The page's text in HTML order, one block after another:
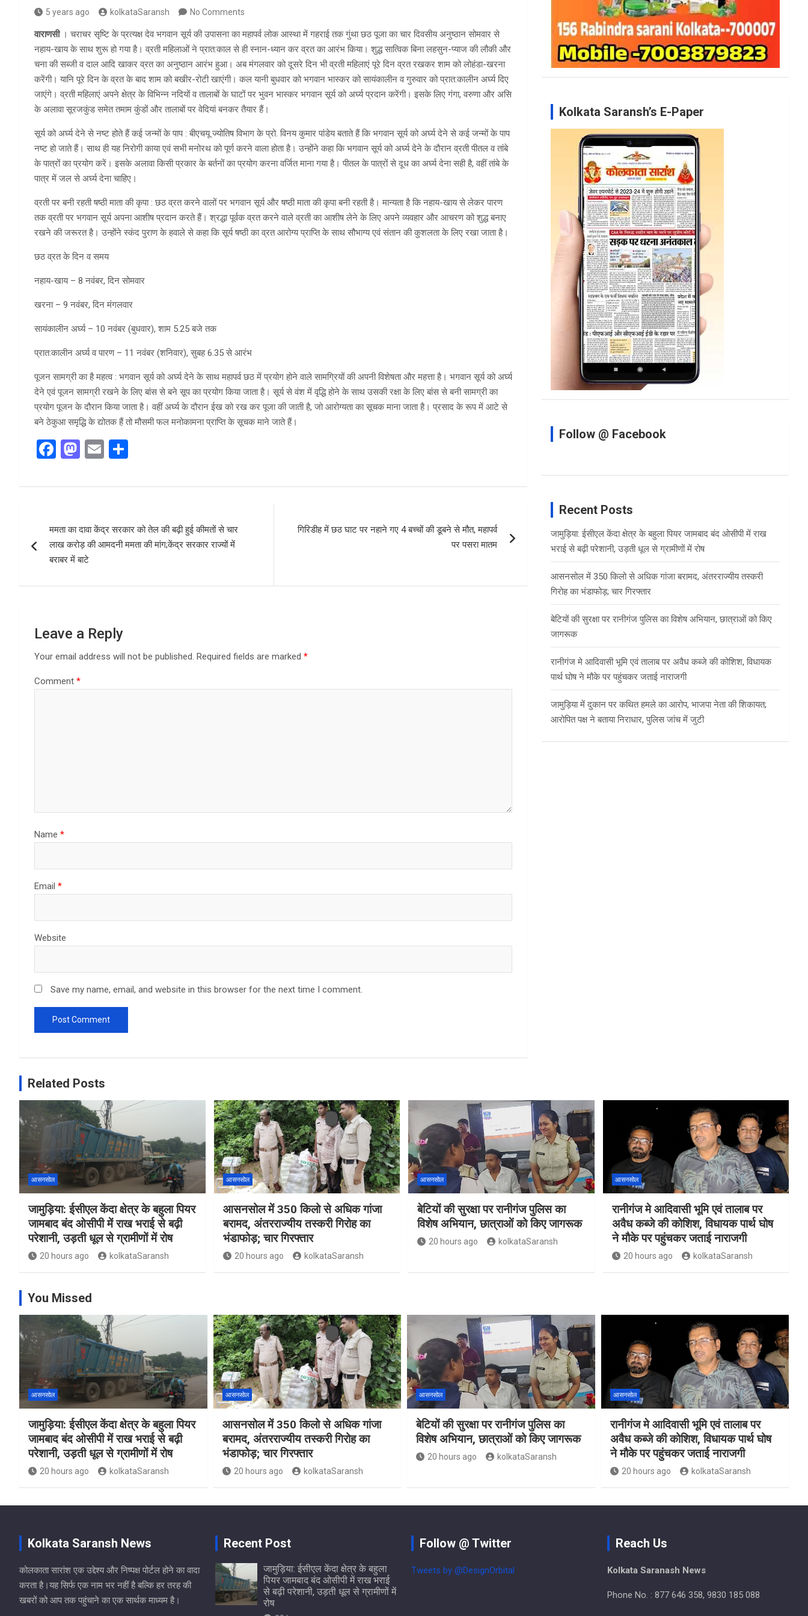
5 years ago kolkataSaransh No Comments
वाराणसी। चराचर सृष्टि के प्रत्यक्ष देव भगवान सूर्य की उपासना का महापर्व लोक आस्था में गहराई तक गुंथा छठ पूजा का चार दिवसीय अनुष्ठान सोमवार से
नहाय-खाय के साथ शुरू हो गया है। व्रती महिलाओं ने प्रात:काल से ही स्नान-ध्यान कर व्रत का आरंभ किया। शुद्ध सात्विक बिना लहसुन-प्याज की लौकी और
चना की सब्जी व दाल आदि खाकर व्रत का अनुष्ठान आरंभ हुआ। अब मंगलवार को दूसरे दिन भी व्रती महिलाएं पूरे दिन व्रत रखकर शाम को लोहंडा-खरना
करेंगी। यानि पूरे दिन के व्रत के बाद शाम को बखीर-रोटी खाएंगी। कल यानी बुधवार को भगवान भास्कर को सायंकालीन व गुरुवार को प्रात:कालीन अ‌र्घ्य दिए
जाएंगे। व्रती महिलाएं अपने क्षेत्र के विभिन्न नदियों व तालाबों के घाटों पर भुवन भास्कर भगवान सूर्य को अ‌र्घ्य प्रदान करेंगी। इसके लिए गंगा, वरुणा और असि
के अलावा सूरजकुंड समेत तमाम कुंंडों और तालाबों पर वेदियां बनकर तैयार हैं।
सूर्य को अ‌र्घ्य देने से नष्ट होते हैं कई जन्मों के पाप : बीएचयू ज्योतिष विभाग के प्रो. विनय कुमार पांडेय बताते हैं कि भगवान सूर्य को अ‌र्घ्य देने से कई जन्मों के पाप
नष्ट हो जाते हैं। साथ ही यह निरोगी काया एवं सभी मनोरथ को पूर्ण करने वाला होता है। उन्होंने कहा कि भगवान सूर्य को अ‌र्घ्य देने के दौरान व्रती पीतल व तांबे
के पात्रों का प्रयोग करें। इसके अलावा किसी प्रकार के बर्तनों का प्रयोग करना वर्जित माना गया है। पीतल के पात्रों से दूध का अ‌र्घ्य देना सही है, वहीं तांबे के
पात्र में जल से अ‌र्घ्य देना चाहिए।
व्रती पर बनी रहती षष्ठी माता की कृपा : छठ व्रत करने वालों पर भगवान सूर्य और षष्ठी माता की कृपा बनी रहती है। मान्यता है कि नहाय-खाय से लेकर पारण
तक व्रती पर भगवान सूर्य अपना आशीष प्रदान करते हैं। श्रद्धा पूर्वक व्रत करने वाले व्रती का आशीष लेने के लिए अपने व्यवहार और आचरण को शुद्ध बनाए
रखने की जरूरत है। उन्होंने स्कंद पुराण के हवाले से कहा कि सूर्य षष्ठी का व्रत आरोग्य प्राप्ति के साथ सौभाग्य एवं संतान की कुशलता के लिए रखा जाता है।
छठ व्रत के दिन व समय
नहाय-खाय – 8 नवंबर, दिन सोमवार
खरना – 9 नवंबर, दिन मंगलवार
सायंकालीन अ‌र्घ्य – 10 नवंबर (बुधवार), शाम 5.25 बजे तक
प्रात:कालीन अ‌र्घ्य व पारण – 11 नवंबर (शनिवार), सुबह 6.35 से आरंभ
पूजन सामग्री का है महत्व : भगवान सूर्य को अ‌र्घ्य देने के साथ महापर्व छठ में प्रयोग होने वाले सामग्रियों की अपनी विशेषता और महत्ता है। भगवान सूर्य को अ‌र्घ्य
देने एवं पूजन सामग्री रखने के लिए बांस से बने सूप का प्रयोग किया जाता है। सूर्य से वंश में वृद्धि होने के साथ उसकी रक्षा के लिए बांस से बनी सामग्री का
प्रयोग पूजन के दौरान किया जाता है। वहीं अ‌र्घ्य के दौरान ईख को रख कर पूजा की जाती है, जो आरोग्यता का सूचक माना जाता है। प्रसाद के रूप में आटे से
बने ठेकुआ समृद्धि के द्योतक हैं तो मौसमी फल मनोकामना प्राप्ति के सूचक माने जाते हैं।
F
ce
o
o
k
M
st
d
o
n
E
ail ar
navigation
ममता का दावा केंद्र सरकार को तेल की बढ़ी हुई कीमतों से चार
लाख करोड़ की आमदनी ममता की मांग;केंद्र सरकार राज्यों में
बराबर में बाटे
गिरिडीह में छठ घाट पर नहाने गए 4 बच्चों की डूबने से मौत, महापर्व
पर पसरा मातम
Leave a Reply
Your email address will not be published. Required fields are marked *
Comment *
Name *
Email *
Website
Save my name, email, and website in this browser for the next time I comment.
Kolkata Saransh’s E-Paper
Follow @ Facebook
Recent Posts
जामुड़िया: ईसीएल केंदा क्षेत्र के बहुला पियर जामबाद बंद ओसीपी में राख
भराई से बढ़ी परेशानी, उड़ती धूल से ग्रामीणों में रोष
आसनसोल में 350 किलो से अधिक गांजा बरामद, अंतरराज्यीय तस्करी
गिरोह का भंडाफोड़; चार गिरफ्तार
बेटियों की सुरक्षा पर रानीगंज पुलिस का विशेष अभियान, छात्राओं को किए
जागरूक
रानीगंज मे आदिवासी भूमि एवं तालाब पर अवैध कब्जे की कोशिश, विधायक
पार्थ घोष ने मौके पर पहुंचकर जताई नाराजगी
जामुड़िया में दुकान पर कथित हमले का आरोप, भाजपा नेता की शिकायत;
आरोपित पक्ष ने बताया निराधार, पुलिस जांच में जुटी
Related Posts
आसनसोल
जामुड़िया: ईसीएल केंदा क्षेत्र के बहुला पियर
जामबाद बंद ओसीपी में राख भराई से बढ़ी
परेशानी, उड़ती धूल से ग्रामीणों में रोष
20 hours ago kolkataSaransh
आसनसोल
आसनसोल में 350 किलो से अधिक गांजा
बरामद, अंतरराज्यीय तस्करी गिरोह का
भंडाफोड़; चार गिरफ्तार
20 hours ago kolkataSaransh
आसनसोल
बेटियों की सुरक्षा पर रानीगंज पुलिस का
विशेष अभियान, छात्राओं को किए जागरूक
20 hours ago kolkataSaransh
आसनसोल
रानीगंज मे आदिवासी भूमि एवं तालाब पर
अवैध कब्जे की कोशिश, विधायक पार्थ घोष
ने मौके पर पहुंचकर जताई नाराजगी
20 hours ago kolkataSaransh
You Missed
आसनसोल
जामुड़िया: ईसीएल केंदा क्षेत्र के बहुला पियर
जामबाद बंद ओसीपी में राख भराई से बढ़ी
परेशानी, उड़ती धूल से ग्रामीणों में रोष
20 hours ago kolkataSaransh
आसनसोल
आसनसोल में 350 किलो से अधिक गांजा
बरामद, अंतरराज्यीय तस्करी गिरोह का
भंडाफोड़; चार गिरफ्तार
20 hours ago kolkataSaransh
आसनसोल
बेटियों की सुरक्षा पर रानीगंज पुलिस का
विशेष अभियान, छात्राओं को किए जागरूक
20 hours ago kolkataSaransh
आसनसोल
रानीगंज मे आदिवासी भूमि एवं तालाब पर
अवैध कब्जे की कोशिश, विधायक पार्थ घोष
ने मौके पर पहुंचकर जताई नाराजगी
20 hours ago kolkataSaransh
Kolkata Saransh News
कोलकाता सारांश एक उद्देश्य और निष्पक्ष पोर्टल होने का वादा
करता है।यह सिर्फ एक नाम भर नहीं है बल्कि हर तरह की
खबरों को आप तक पहुंचाने का एक सार्थक माध्यम है।
Recent Post
जामुड़िया: ईसीएल केंदा क्षेत्र के बहुला
पियर जामबाद बंद ओसीपी में राख भराई
से बढ़ी परेशानी, उड़ती धूल से ग्रामीणों में
रोष
Follow @ Twitter
Tweets by @DesignOrbital
Reach Us
Kolkata Saranash News
Phone No. : 877 646 358, 9830 185 088